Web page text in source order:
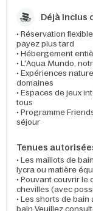
Déjà inclus
• Réservation
payez plus tard
• Hébergement
• L'Aqua Mundo,
• Expériences
domaines
• Espaces de jeux
tous
• Programme
séjour
Tenues
• Les maillots de
lycra ou matière
• Pouvant couvrir
chevilles (avec
• Les shorts de
bain.Veuillez